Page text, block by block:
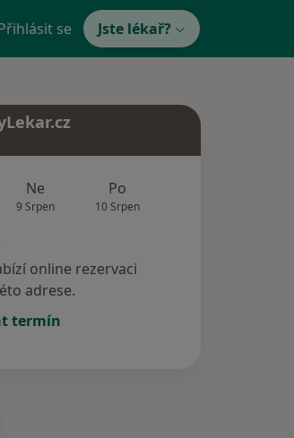
se Jste lékař?
Ne
9 Srpen
Po
10 Srpen
online rezervaci
adrese.
termín